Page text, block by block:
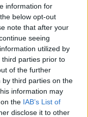
information for
below opt-out
note that after your
seeing
utilized by
parties prior to
of the further
third parties on the
information may
the IAB’s List of
disclose it to other
SUA. Stare de
chimică